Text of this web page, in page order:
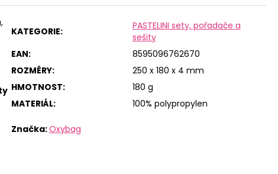
KATEGORIE:
PASTELINI sety, pořadače a
sešity
EAN:
8595096762670
ROZMĚRY:
250 x 180 x 4 mm
HMOTNOST:
180 g
MATERIÁL: 100% polypropylen
Značka:Oxybag